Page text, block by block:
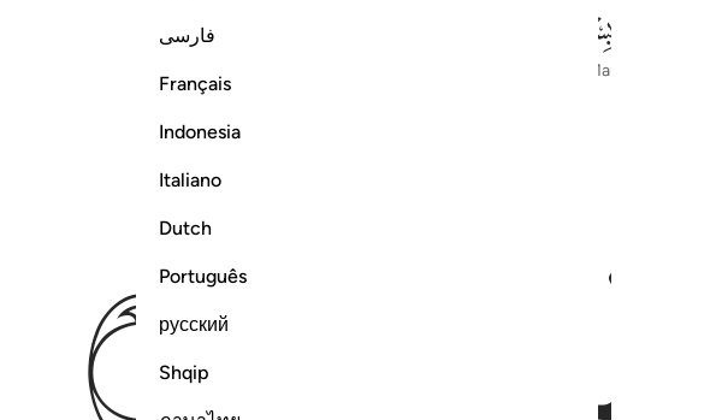
فارسی
Français
Indonesia
Italiano
Dutch
Português
русский
Shqip
Dengan Nama Allah Yang Maha Pengasih lagi Maha Penyayang